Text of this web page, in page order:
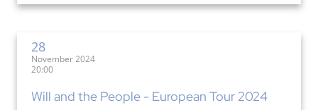
28
November 2024
20:00
Will and the People - European Tour 2024